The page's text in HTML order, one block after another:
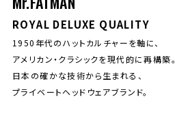
ROYAL DELUXE QUALITY
1950年代のハットカルチャーを軸に、
アメリカン・クラシックを現代的に再構築。
日本の確かな技術から生まれる、
プライベートヘッドウェアブランド。